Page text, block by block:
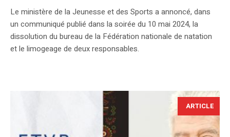
Le ministère de la Jeunesse et des Sports a annoncé, dans
un communiqué publié dans la soirée du 10 mai 2024, la
dissolution du bureau de la Fédération nationale de natation
et le limogeage de deux responsables.
ARTICLE